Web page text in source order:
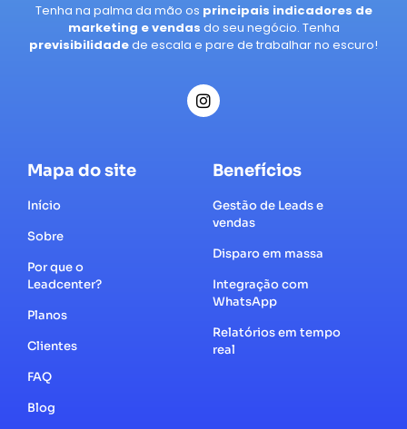
Tenha na palma da mão os principais indicadores de
marketing e vendas do seu negócio. Tenha
previsibilidadede escala e pare de trabalhar no escuro!
Mapa do site
Início
Sobre
Por que o
Leadcenter?
Planos
Clientes
FAQ
Blog
Benefícios
Gestão de Leads e
vendas
Disparo em massa
Integração com
WhatsApp
Relatórios em tempo
real